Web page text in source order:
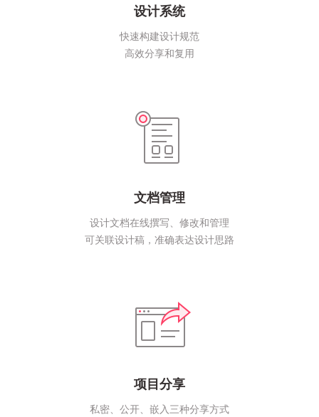
设计系统
快速构建设计规范
高效分享和复用
文档管理
设计文档在线撰写、修改和管理
可关联设计稿，准确表达设计思路
项目分享
私密、公开、嵌入三种分享方式